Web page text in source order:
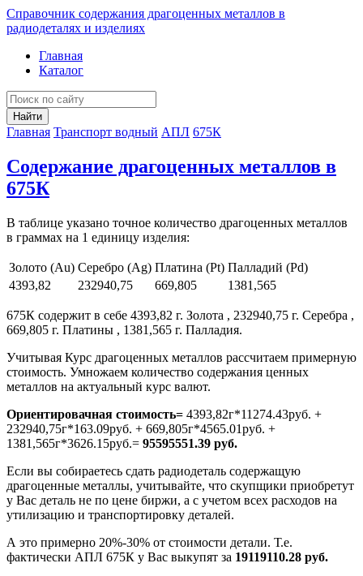
Справочник содержания драгоценных металлов в
радиодеталях и изделиях
Главная
Каталог
Найти
Главная Транспорт водный АПЛ 675К
Содержание драгоценных металлов в
675К
В таблице указано точное количество драгоценных металлов
в граммах на 1 единицу изделия:
Золото (Au) Серебро (Ag) Платина (Pt) Палладий (Pd)
4393,82
232940,75 669,805 1381,565
675К содержит в себе 4393,82 г. Золота , 232940,75 г. Серебра ,
669,805 г. Платины , 1381,565 г. Палладия.
Учитывая Курс драгоценных металлов рассчитаем примерную
стоимость. Умножаем количество содержания ценных
металлов на актуальный курс валют.
Ориентировачная стоимость= 4393,82г*11274.43руб. +
232940,75г*163.09руб. + 669,805г*4565.01руб. +
1381,565г*3626.15руб.= 95595551.39 руб.
Если вы собираетесь сдать радиодеталь содержащую
драгоценные металлы, учитывайте, что скупщики приобретут
у Вас деталь не по цене биржи, а с учетом всех расходов на
утилизацию и транспортировку деталей.
А это примерно 20%-30% от стоимости детали. Т.е.
фактически АПЛ 675К у Вас выкупят за 19119110.28 руб.